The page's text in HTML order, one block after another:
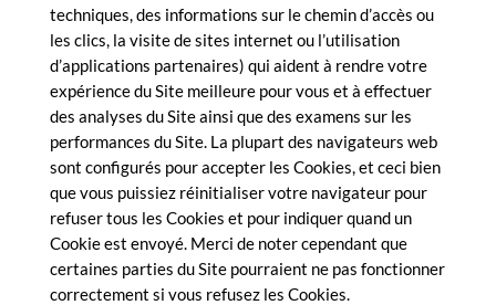
techniques, des informations sur le chemin d’accès ou
les clics, la visite de sites internet ou l’utilisation
d’applications partenaires) qui aident à rendre votre
expérience du Site meilleure pour vous et à effectuer
des analyses du Site ainsi que des examens sur les
performances du Site. La plupart des navigateurs web
sont configurés pour accepter les Cookies, et ceci bien
que vous puissiez réinitialiser votre navigateur pour
refuser tous les Cookies et pour indiquer quand un
Cookie est envoyé. Merci de noter cependant que
certaines parties du Site pourraient ne pas fonctionner
correctement si vous refusez les Cookies.